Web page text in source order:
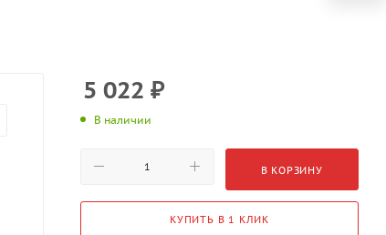
5 022 ₽
В наличии
В КОРЗИНУ
КУПИТЬ В 1 КЛИК